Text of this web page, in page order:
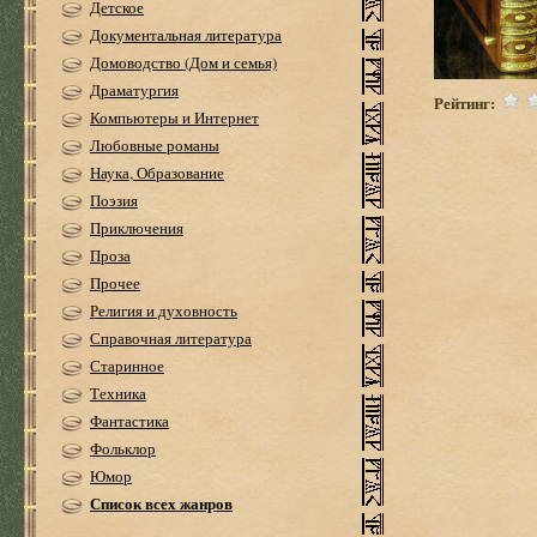
Детское
Документальная литература
Домоводство (Дом и семья)
Драматургия
Компьютеры и Интернет
Любовные романы
Наука, Образование
Поэзия
Приключения
Проза
Прочее
Религия и духовность
Справочная литература
Старинное
Техника
Фантастика
Фольклор
Юмор
Список всех жанров
Рейтинг: